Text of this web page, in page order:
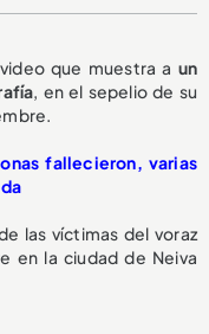
que muestra a un
, en el sepelio de su
fallecieron, varias
las víctimas del voraz
en la ciudad de Neiva